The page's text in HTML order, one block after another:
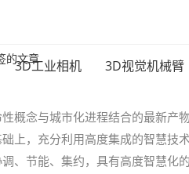
3D工业相机 3D视觉机械臂
的文章
概念与城市化进程结合的最新
上，充分利用高度集成的智慧
、节能、集约，具有高度智慧